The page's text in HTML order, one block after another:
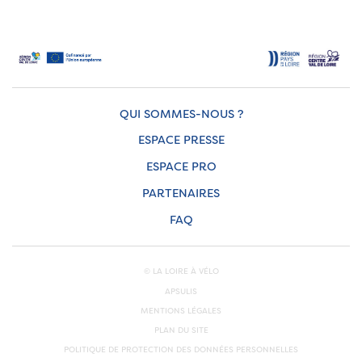
QUI SOMMES-NOUS ?
ESPACE PRESSE
ESPACE PRO
PARTENAIRES
FAQ
© LA LOIRE À VÉLO
APSULIS
MENTIONS LÉGALES
PLAN DU SITE
POLITIQUE DE PROTECTION DES DONNÉES PERSONNELLES